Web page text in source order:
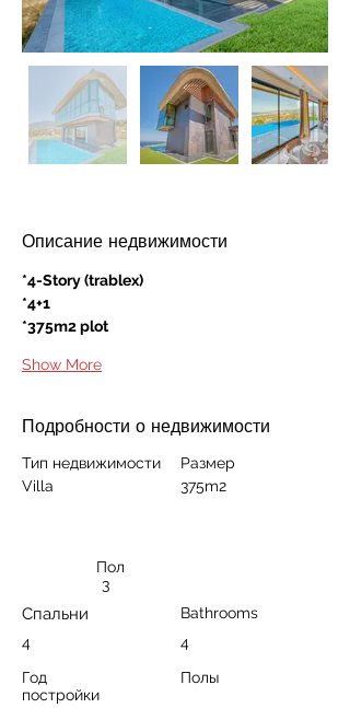
Описание недвижимости
*4-Story (trablex)
*4+1
*375m2 plot
Show More
Подробности о недвижимости
Тип недвижимости
Villa
Размер
375m2
Пол
3
Спальни
4
Год
постройки
Bathrooms
4
Полы